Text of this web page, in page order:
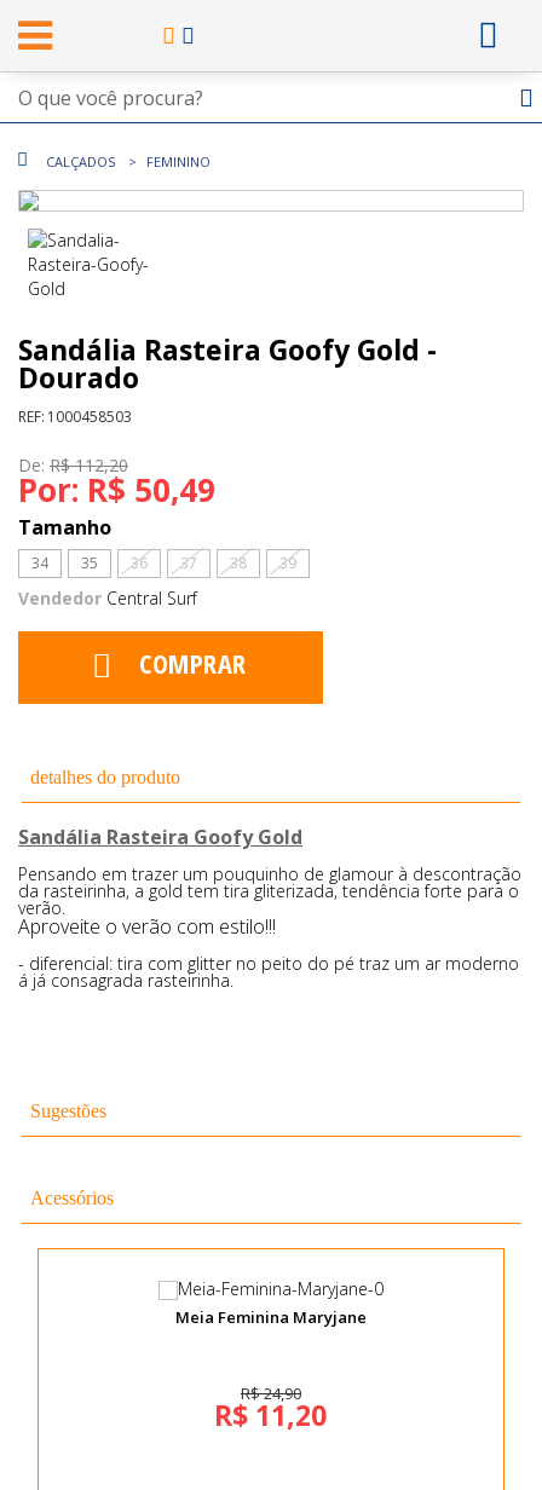
CALÇADOS FEMININO
Sandália Rasteira Goofy Gold -
Dourado
REF: 1000458503
De: R$ 112,20
Por: R$ 50,49
Tamanho
34 35 36 37 38 39
Vendedor Central Surf
COMPRAR
detalhes do produto
Sandália Rasteira Goofy Gold
Pensando em trazer um pouquinho de glamour à descontração
da rasteirinha, a gold tem tira gliterizada, tendência forte para o
verão.
Aproveite o verão com estilo!!!
diferencial: tira com glitter no peito do pé traz um ar moderno
á já consagrada rasteirinha.
Sugestões
Acessórios
Meia Feminina Maryjane
R$ 24,90
R$ 11,20